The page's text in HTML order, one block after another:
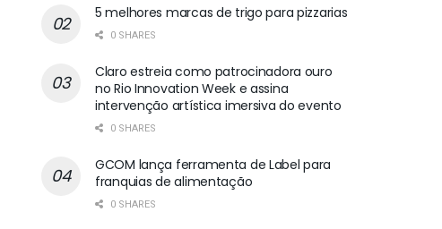
5 melhores marcas de trigo para pizzarias
0 SHARES
Claro estreia como patrocinadora ouro
no Rio Innovation Week e assina
intervenção artística imersiva do evento
0 SHARES
GCOM lança ferramenta de Label para
franquias de alimentação
0 SHARES